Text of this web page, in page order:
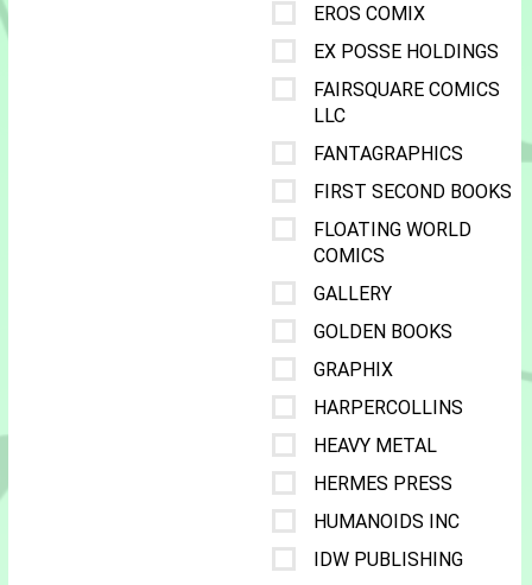
EROS COMIX
EX POSSE HOLDINGS
FAIRSQUARE COMICS
LLC
FANTAGRAPHICS
FIRST SECOND BOOKS
FLOATING WORLD
COMICS
GALLERY
GOLDEN BOOKS
GRAPHIX
HARPERCOLLINS
HEAVY METAL
HERMES PRESS
HUMANOIDS INC
IDW PUBLISHING